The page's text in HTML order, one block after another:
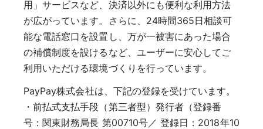
用」サービスなど、決済以外にも便利な利用方法
が広がっています。さらに、24時間365日相談可
能な電話窓口を設置し、万が一被害にあった場合
の補償制度を設けるなど、ユーザーに安心してご
利用いただける環境づくりを行っています。
PayPay株式会社は、下記の登録を受けています。
・前払式支払手段（第三者型）発行者（登録番
号：関東財務局長 第00710号／ 登録日：2018年10